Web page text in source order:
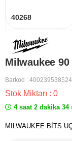
40268
Milwaukee 90
Barkod :
Stok Miktarı : 0
4 saat 2 dakika 34
MILWAUKEE BİTS